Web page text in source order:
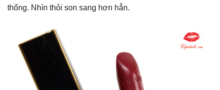
thống. Nhìn thỏi son sang hơn hẳn.